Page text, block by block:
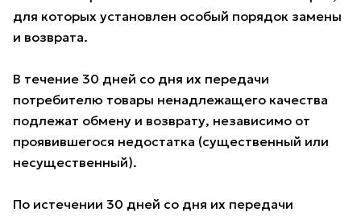
для которых установлен особый порядок замены
и возврата.
В течение 30 дней со дня их передачи
потребителю товары ненадлежащего качества
подлежат обмену и возврату, независимо от
проявившегося недостатка (существенный или
несущественный).
По истечении 30 дней со дня их передачи